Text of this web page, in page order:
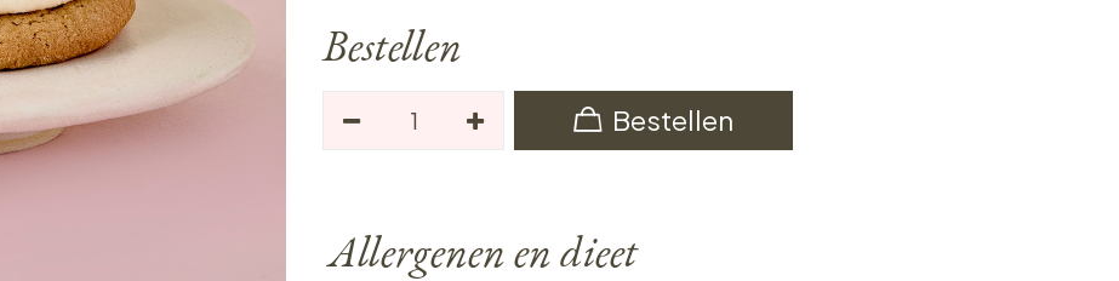
Bestellen
Bestellen
Allergenen en dieet